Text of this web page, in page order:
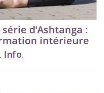
d'Ashtanga :
intérieure
Info.